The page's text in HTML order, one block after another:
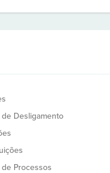
Desligamento
de Processos